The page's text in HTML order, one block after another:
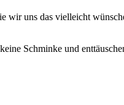
uns das vielleicht
Schminke und